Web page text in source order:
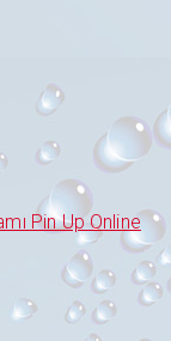
Pin Up Online